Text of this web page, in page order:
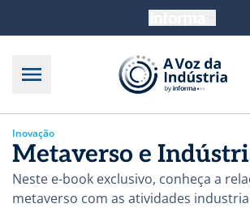
Inovação
Metaverso e
Neste e-book exclusivo, conheça a
metaverso com as atividades